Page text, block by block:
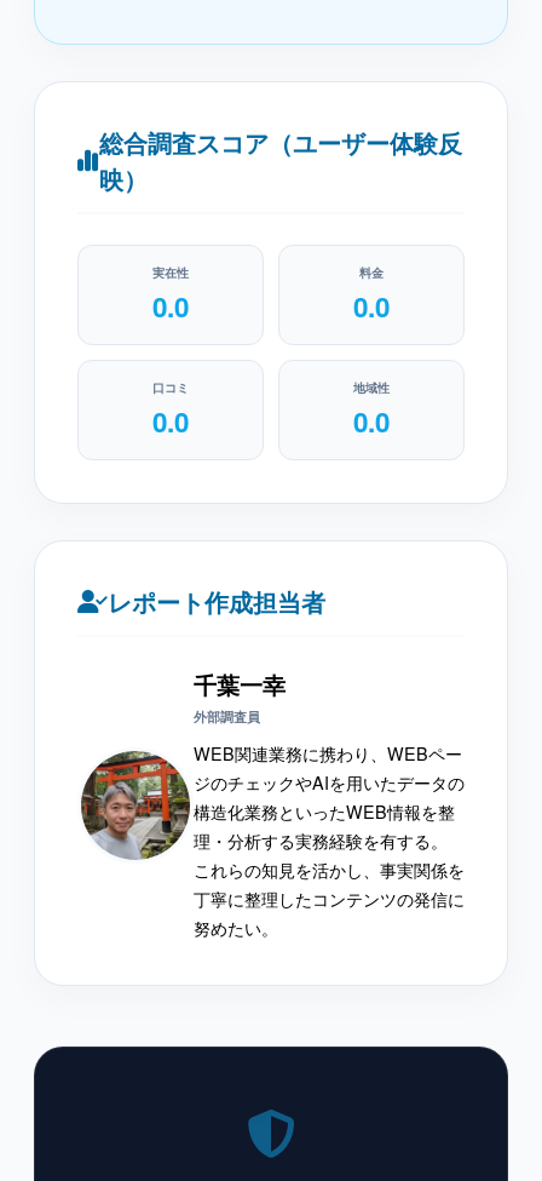
総合調査スコア（ユーザー体験反
映）
実在性
0.0
料金
0.0
口コミ
0.0
地域性
0.0
レポート作成担当者
千葉一幸
外部調査員
WEB関連業務に携わり、WEBペー
ジのチェックやAIを用いたデータの
構造化業務といったWEB情報を整
理・分析する実務経験を有する。
これらの知見を活かし、事実関係を
丁寧に整理したコンテンツの発信に
努めたい。